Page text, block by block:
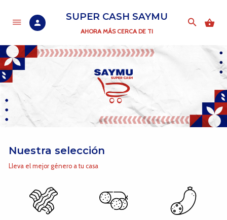
SUPER CASH SAYMU
AHORA MÁS CERCA DE TI
Nuestra selección
Lleva el mejor género a tu casa